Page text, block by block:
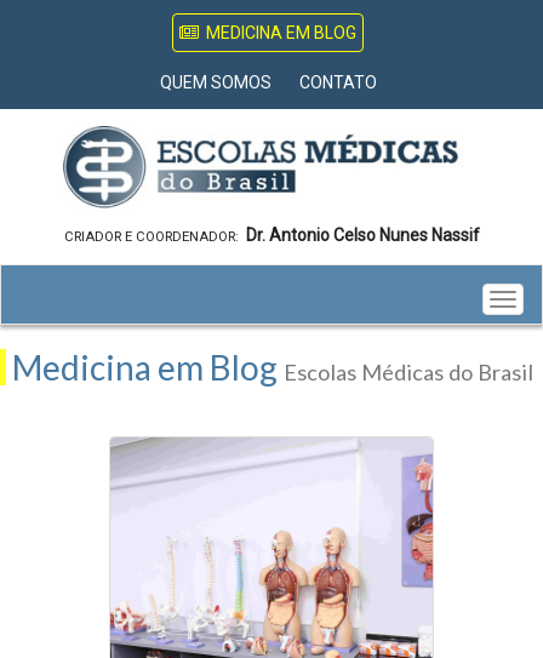
MEDICINA EM BLOG
QUEM SOMOS CONTATO
CRIADOR E COORDENADOR: Dr. Antonio Celso Nunes Nassif
Medicina em Blog Escolas Médicas do Brasil